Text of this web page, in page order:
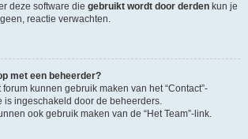
deze software die gebruikt wordt door derden kun je
reactie verwachten.
met een beheerder?
kunnen gebruik maken van het “Contact”-
is ingeschakeld door de beheerders.
ook gebruik maken van de “Het Team”-link.